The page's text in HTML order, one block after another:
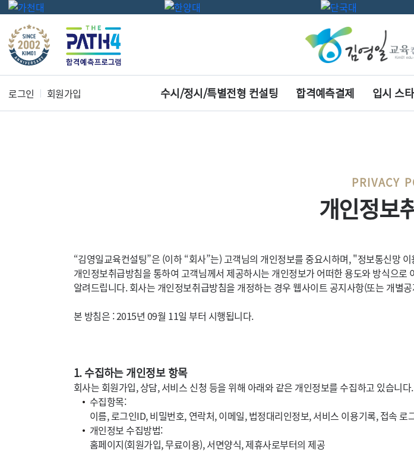
로그인 회원가입 수시/정시/특별전형 컨설팅 합격예측결제 입시 스
PRIVACY
개인정보
“김영일교육컨설팅”은 (이하 “회사”는) 고객님의 개인정보를 중요시하며, "정보통신망
개인정보취급방침을 통하여 고객님께서 제공하시는 개인정보가 어떠한 용도와 방식으
알려드립니다. 회사는 개인정보취급방침을 개정하는 경우 웹사이트 공지사항(또는 개별
본 방침은 : 2015년 09월 11일 부터 시행됩니다.
1. 수집하는 개인정보 항목
회사는 회원가입, 상담, 서비스 신청 등을 위해 아래와 같은 개인정보를 수집하고 있습니다.
수집항목:
이름, 로그인ID, 비밀번호, 연락처, 이메일, 법정대리인정보, 서비스 이용기록, 접속
개인정보 수집방법:
홈페이지(회원가입, 무료이용), 서면양식, 제휴사로부터의 제공